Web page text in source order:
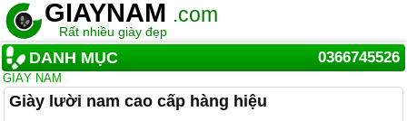
GIAYNAM .com
Rất nhiều giày đẹp
DANH MỤC 0366745526
GIÀY NAM
Giày lười nam cao cấp hàng hiệu